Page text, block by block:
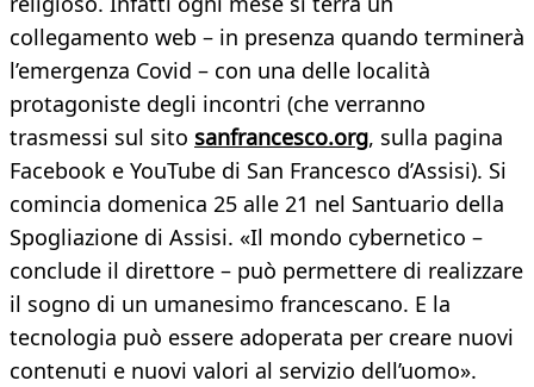
collegamento web – in presenza quando terminerà
l’emergenza Covid – con una delle località
protagoniste degli incontri (che verranno
trasmessi sul sito sanfrancesco.org, sulla pagina
Facebook e YouTube di San Francesco d’Assisi). Si
comincia domenica 25 alle 21 nel Santuario della
Spogliazione di Assisi. «Il mondo cybernetico –
conclude il direttore – può permettere di realizzare
il sogno di un umanesimo francescano. E la
tecnologia può essere adoperata per creare nuovi
contenuti e nuovi valori al servizio dell’uomo».